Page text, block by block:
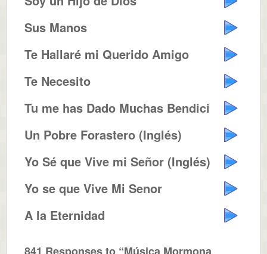
Sus Manos
Te Hallaré mi Querido Amigo
Te Necesito
Tu me has Dado Muchas Bendiciones
Un Pobre Forastero (Inglés)
Yo Sé que Vive mi Señor (Inglés)
Yo se que Vive Mi Senor
A la Eternidad